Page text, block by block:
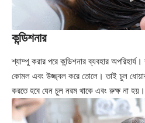
কন্ডিশনার
শ্যাম্পু করার পরে কন্ডিশনার ব্যবহার
কোমল এবং উজ্জ্বল করে তোলে। তাই চুল
করতে হবে যেন চুল নরম থাকে এবং রুক্ষ না হয়।